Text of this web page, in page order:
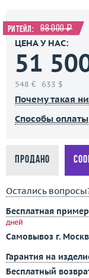
Ритейл: 98 000 ₽
ЦЕНА У НАС:
51
548 € 633 $
Почему такая
Способы оплаты
Продано
Остались
Бесплатная
дней
Самовывоз г.
Гарантия на
Бесплатный